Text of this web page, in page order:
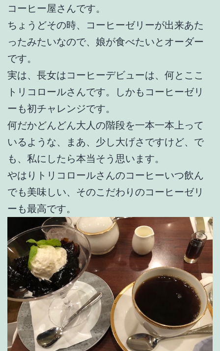
コーヒー屋さんです。
ちょうどその時、コーヒーゼリーが出来あた
ったみたいなので、娘が食べたいとオーダー
です。
実は、長女はコーヒーデビューは、何とここ
トリコロールさんです。しかもコーヒーゼリ
ーも初チャレンジです。
何だかどんどん大人の階段を一本一本上って
いるような、まあ、少し大げさですけど、で
も、私にしたら本当そう思います。
やはりトリコロールさんのコーヒーいつ飲ん
でも美味しい、そのこだわりのコーヒーゼリ
ーも最高です。